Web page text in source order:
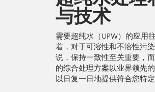
与技术
需要超纯水（UPW）的应用
着，对于可溶性和不溶性污
说，保持一致性至关重要，
的综合处理方案以业界领先
以日复一日地提供符合您特定